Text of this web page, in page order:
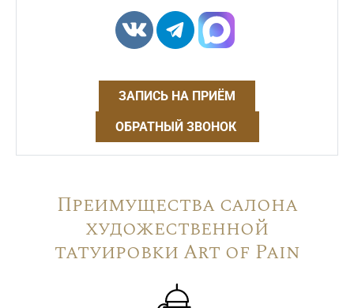
ЗАПИСЬ НА ПРИЁМ
ОБРАТНЫЙ ЗВОНОК
Преимущества салона
художественной
татуировки Art of Pain